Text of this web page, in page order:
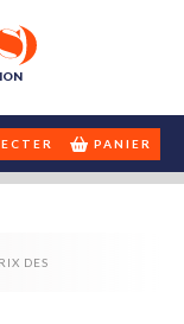
PANIER
DES